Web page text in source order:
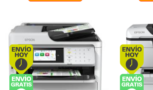
Envío hoy. Comprando antes de 13Hs.